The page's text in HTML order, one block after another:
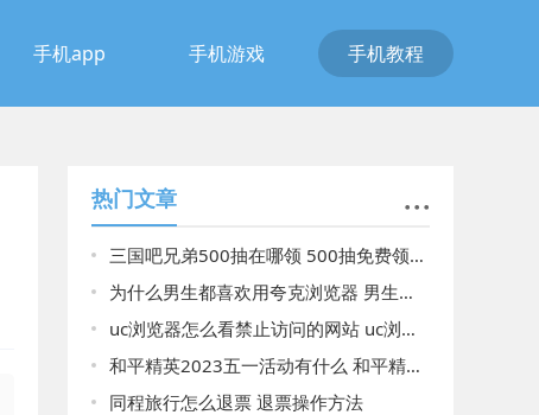
手机app 手机游戏 手机教程
热门文章
三国吧兄弟500抽在哪领 500抽免费领取方法分享
为什么男生都喜欢用夸克浏览器 男生都喜欢用夸克浏览器原因揭晓
uc浏览器怎么看禁止访问的网站 uc浏览器看禁止访问的网站
和平精英2023五一活动有什么 和平精英2023五一活动详细介绍以及领取
同程旅行怎么退票 退票操作方法